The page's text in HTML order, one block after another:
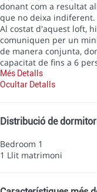
donant com a resultat
que no deixa indiferent.
Al costat d'aquest loft,
comuniquen per un
de manera conjunta,
capacitat de fins a 6
Més Detalls
Ocultar Detalls
Distribució de
Bedroom 1
1 Llit matrimoni